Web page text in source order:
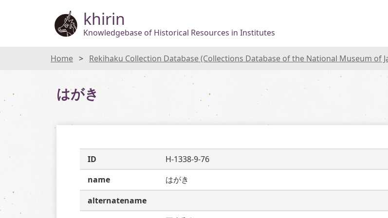
khirin
Knowledgebase of Historical Resources in Institutes
Home Rekihaku Collection Database (Collections Database of the National Museum of
はがき
ID
H-1338-9-76
name
はがき
alternatename